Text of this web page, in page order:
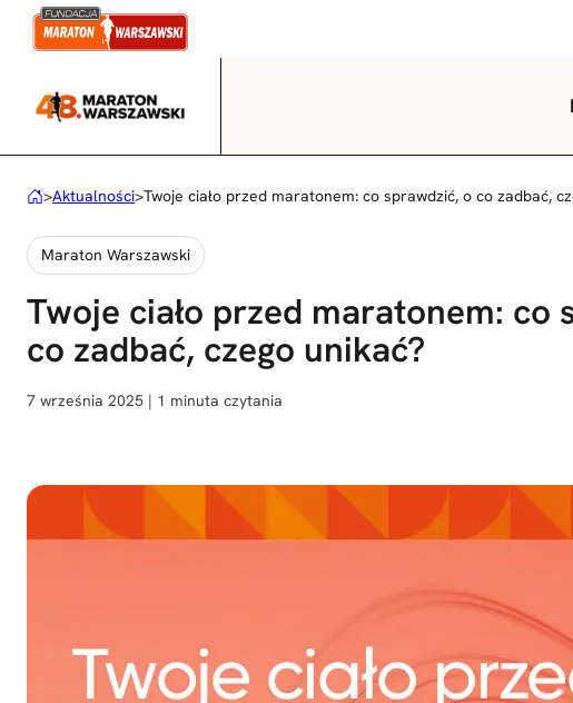
Przejdź
>Aktualności>Twoje ciało przed maratonem: co sprawdzić, o co zadbać,
Maraton Warszawski
Twoje ciało przed maratonem: co
co zadbać, czego unikać?
7 września 2025 | 1 minuta czytania